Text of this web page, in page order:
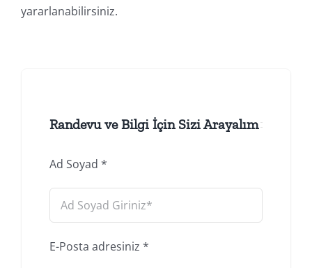
yararlanabilirsiniz.
Randevu ve Bilgi İçin Sizi Arayalım
Ad Soyad *
E-Posta adresiniz *